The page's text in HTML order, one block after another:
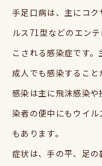
手足口病は、主にコ
ルス71型などのエン
こされる感染症です。
成人でも感染すること
感染は主に飛沫感染
染者の便中にもウイ
もあります。
症状は、手の平、足